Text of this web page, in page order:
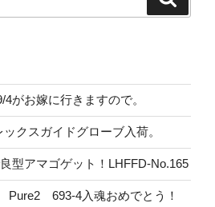
がお嫁に行きますので。
クスガイドグローブ入荷。
型アマゴゲット！LHFFD-No.165
Pure2 693-4入魂おめでとう！